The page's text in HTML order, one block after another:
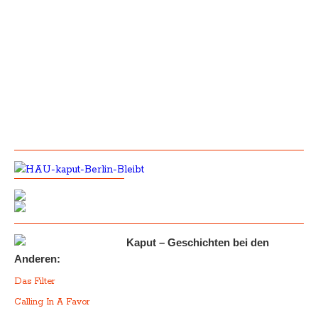
Kaput – Geschichten bei den
Anderen:
Das Filter
Calling In A Favor